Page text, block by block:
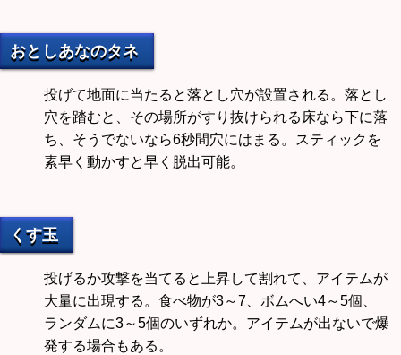
おとしあなのタネ
投げて地面に当たると落とし穴が設置される。落とし
穴を踏むと、その場所がすり抜けられる床なら下に落
ち、そうでないなら6秒間穴にはまる。スティックを
素早く動かすと早く脱出可能。
くす玉
投げるか攻撃を当てると上昇して割れて、アイテムが
大量に出現する。食べ物が3～7、ボムへい4～5個、
ランダムに3～5個のいずれか。アイテムが出ないで爆
発する場合もある。